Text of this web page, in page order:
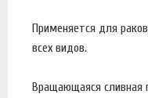
Применяется для
всех видов.
Вращающаяся сливная